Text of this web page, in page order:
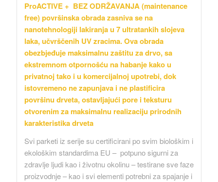
ProACTIVE + BEZ ODRŽAVANJA (maintenance
free) površinska obrada zasniva se na
nanotehnologiji lakiranja u 7 ultratankih slojeva
laka, učvrščenih UV zracima. Ova obrada
obezbjeđuje maksimalnu zaštitu za drvo, sa
ekstremnom otpornošću na habanje kako u
privatnoj tako i u komercijalnoj upotrebi, dok
istovremeno ne zapunjava i ne plastificira
površinu drveta, ostavljajući pore i teksturu
otvorenim za maksimalnu realizaciju prirodnih
karakteristika drveta
Svi parketi iz serije su certificirani po svim biološkim i
ekološkim standardima EU – potpuno sigurni za
zdravlje ljudi kao i životnu okolinu – testirane sve faze
proizvodnje – kao i svi elementi potrebni za spajanje i